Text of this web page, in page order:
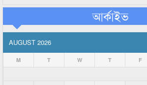
আর্কাইভ
AUGUST 2026
M T W T F